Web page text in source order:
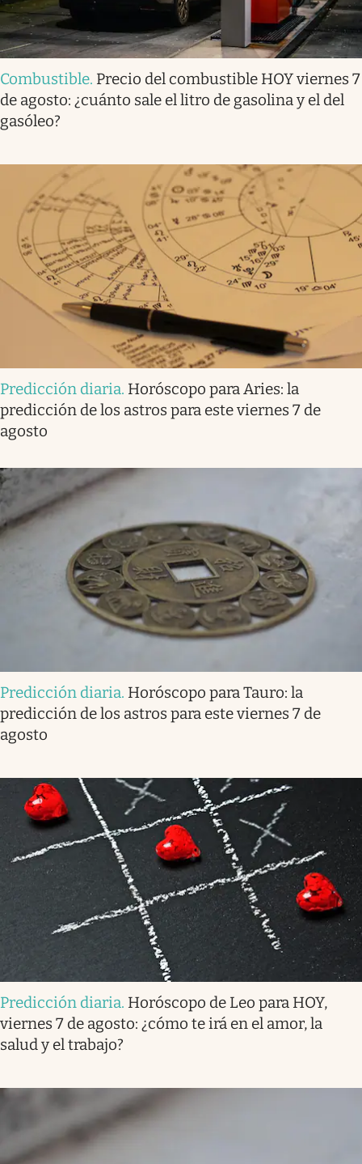
Combustible. Precio del combustible HOY viernes 7
de agosto: ¿cuánto sale el litro de gasolina y el del
gasóleo?
Predicción diaria. Horóscopo para Aries: la
predicción de los astros para este viernes 7 de
agosto
Predicción diaria. Horóscopo para Tauro: la
predicción de los astros para este viernes 7 de
agosto
Predicción diaria. Horóscopo de Leo para HOY,
viernes 7 de agosto: ¿cómo te irá en el amor, la
salud y el trabajo?